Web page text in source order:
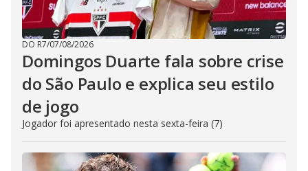
DO R7/07/08/2026
Domingos Duarte fala sobre crise
do São Paulo e explica seu estilo
de jogo
Jogador foi apresentado nesta sexta-feira (7)